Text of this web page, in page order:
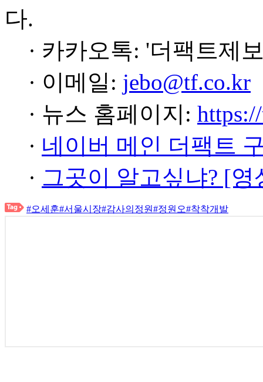
다.
· 카카오톡: '더팩트제
· 이메일: jebo@tf.co.kr
· 뉴스 홈페이지:
· 네이버 메인 더팩트
· 그곳이 알고싶냐? [
#오세훈#서울시장#감사의정원#정원오#착착개발